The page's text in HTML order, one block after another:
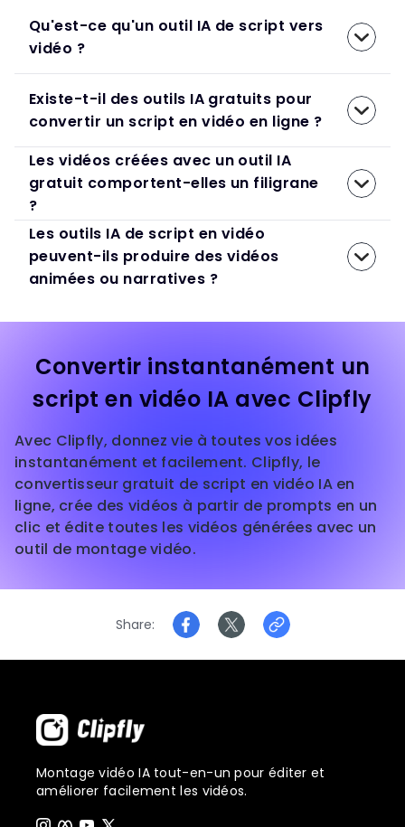
Qu'est-ce qu'un outil IA de script vers
vidéo ?
Existe-t-il des outils IA gratuits pour
convertir un script en vidéo en ligne ?
Les vidéos créées avec un outil IA
gratuit comportent-elles un filigrane
?
Les outils IA de script en vidéo
peuvent-ils produire des vidéos
animées ou narratives ?
Convertir instantanément un
script en vidéo IA avec Clipfly
Avec Clipfly, donnez vie à toutes vos idées
instantanément et facilement. Clipfly, le
convertisseur gratuit de script en vidéo IA en
ligne, crée des vidéos à partir de prompts en un
clic et édite toutes les vidéos générées avec un
outil de montage vidéo.
Share
Montage vidéo IA tout-en-un pour éditer et
améliorer facilement les vidéos.